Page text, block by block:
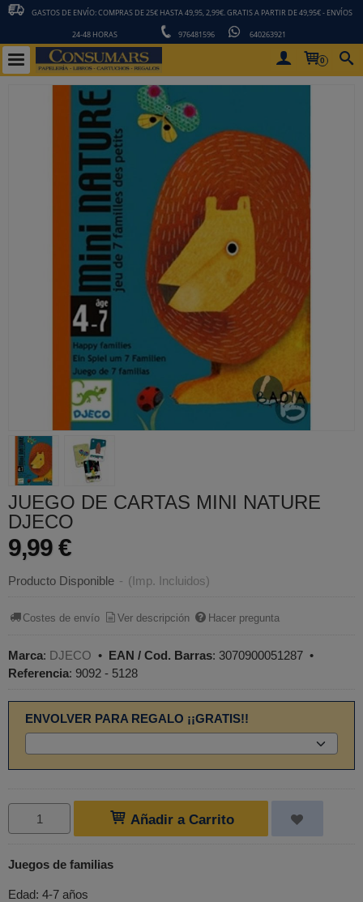
GASTOS DE ENVÍO: COMPRAS DE 25€ HASTA 49,95, 2,99€. GRATIS A PARTIR DE 49,95€ - ENVÍOS
24-48 HORAS 976481596 640263921
0
JUEGO DE CARTAS MINI NATURE
DJECO
9,99 €
Producto Disponible - (Imp. Incluidos)
Costes de envío Ver descripción Hacer pregunta
Marca: DJECO • EAN / Cod. Barras: 3070900051287 •
Referencia: 9092 - 5128
ENVOLVER PARA REGALO ¡¡GRATIS!!
Añadir a Carrito
Juegos de familias
Edad: 4-7 años